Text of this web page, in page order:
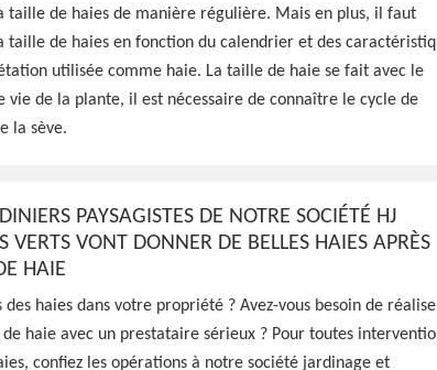
de haie
Espaces Verts peut réaliser
fructification pour vos
pas cher
taille de haies de manière régulière. Mais en plus, il faut
taille de haies en fonction du calendrier et des
utilisée comme haie. La taille de haie se fait avec le
vie de la plante, il est nécessaire de connaître le cycle de
la sève.
PAYSAGISTES DE NOTRE SOCIÉTÉ HJ
VERTS VONT DONNER DE BELLES HAIES APRÈS
HAIE
des haies dans votre propriété ? Avez-vous besoin de
haie avec un prestataire sérieux ? Pour toutes
confiez les opérations à notre société jardinage et